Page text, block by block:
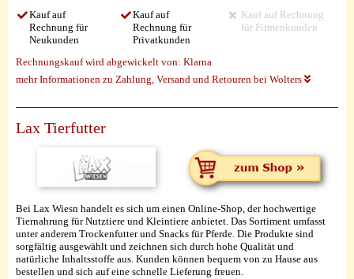
Kauf auf
Rechnung für
Neukunden
Kauf auf
Rechnung für
Privatkunden
Kauf auf Rechnung
für Firmenkunden
Rechnungskauf wird abgewickelt von: Klarna
mehr Informationen zu Zahlung, Versand und Retouren bei Wolters
Lax Tierfutter
Bei Lax Wiesn handelt es sich um einen Online-Shop, der hochwertige
Tiernahrung für Nutztiere und Kleintiere anbietet. Das Sortiment umfasst
unter anderem Trockenfutter und Snacks für Pferde. Die Produkte sind
sorgfältig ausgewählt und zeichnen sich durch hohe Qualität und
natürliche Inhaltsstoffe aus. Kunden können bequem von zu Hause aus
bestellen und sich auf eine schnelle Lieferung freuen.